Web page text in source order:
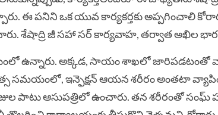
ఈ పనిని ఒక యువ కార్యకర్తకు అప్పగించాలి
శేషాద్రి జీ సహా సర్ కార్యవాహ, తర్వాత అఖిల
ఉన్నారు. అక్కడ, సాయం శాఖలో జారిపడటంతో
సమయంలో, ఇన్ఫెక్షన్ ఆయన శరీరం అంతటా
ఆసుపత్రిలో ఉంచారు. తన శరీరంతో సంఘ్